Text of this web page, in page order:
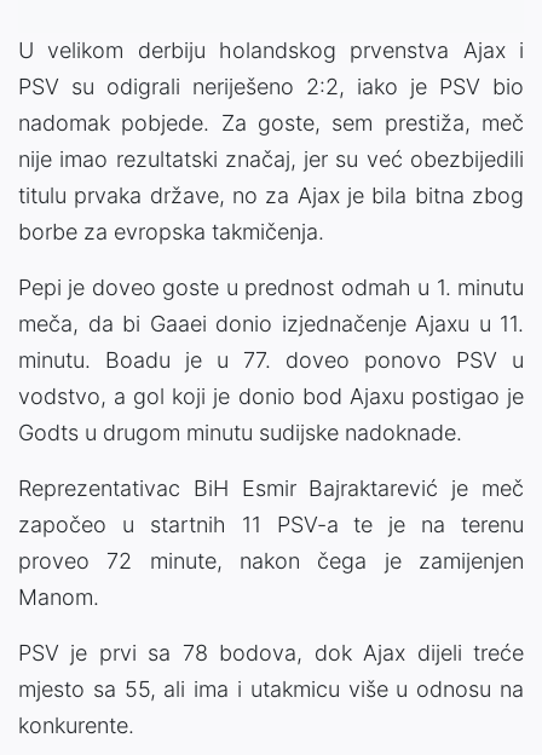
U velikom derbiju holandskog prvenstva Ajax i
PSV su odigrali neriješeno 2:2, iako je PSV bio
nadomak pobjede. Za goste, sem prestiža, meč
nije imao rezultatski značaj, jer su već obezbijedili
titulu prvaka države, no za Ajax je bila bitna zbog
borbe za evropska takmičenja.
Pepi je doveo goste u prednost odmah u 1. minutu
meča, da bi Gaaei donio izjednačenje Ajaxu u 11.
minutu. Boadu je u 77. doveo ponovo PSV u
vodstvo, a gol koji je donio bod Ajaxu postigao je
Godts u drugom minutu sudijske nadoknade.
Reprezentativac BiH Esmir Bajraktarević je meč
započeo u startnih 11 PSV-a te je na terenu
proveo 72 minute, nakon čega je zamijenjen
Manom.
PSV je prvi sa 78 bodova, dok Ajax dijeli treće
mjesto sa 55, ali ima i utakmicu više u odnosu na
konkurente.